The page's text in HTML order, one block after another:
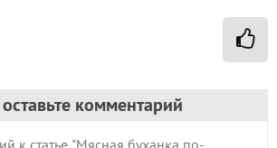
комментарий